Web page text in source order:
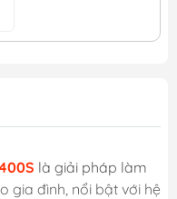
là giải pháp làm
gia đình, nổi bật với hệ